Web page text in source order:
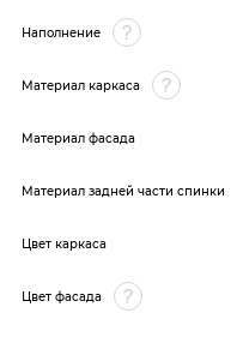
Наполнение
Материал каркаса
Материал фасада
Материал задней части спинки
Цвет каркаса
Цвет фасада